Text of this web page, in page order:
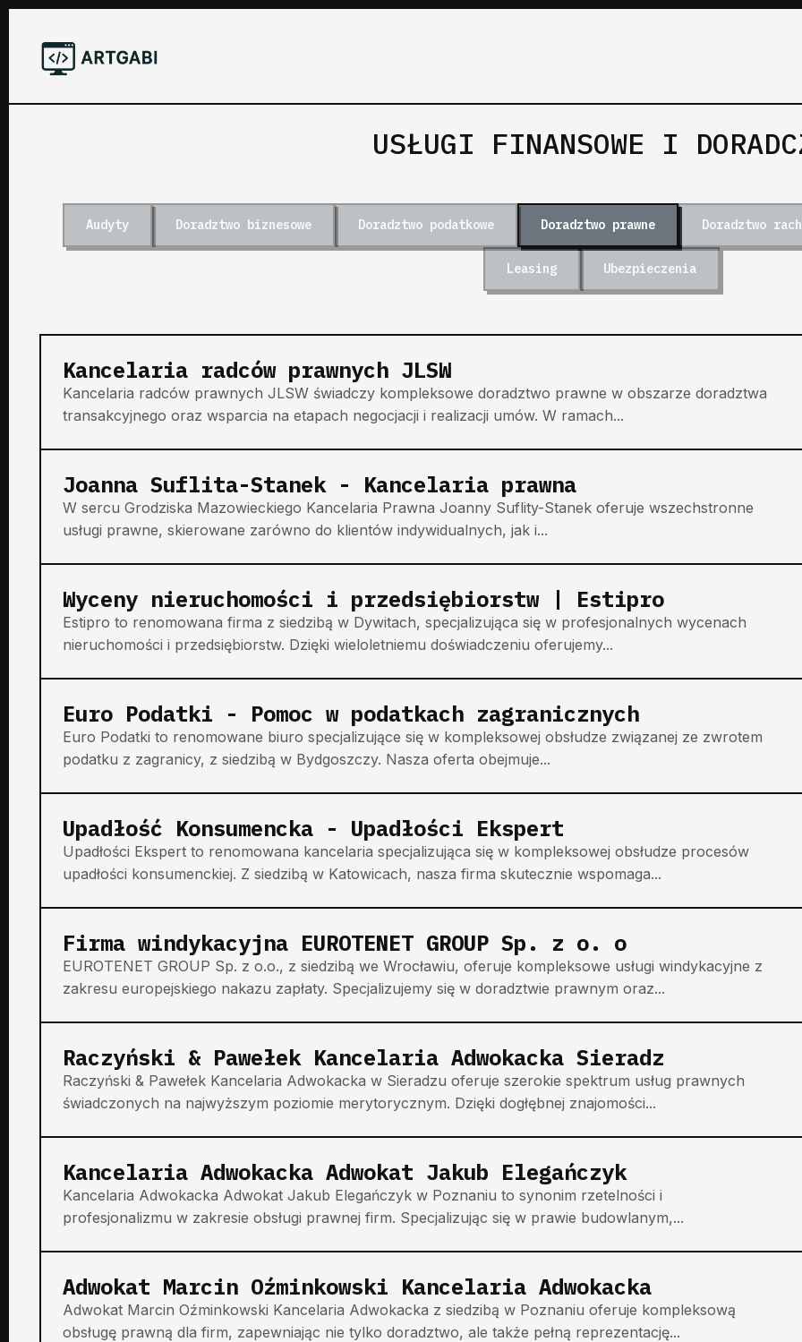
USŁUGI FINANSOWE I
Audyty Doradztwo biznesowe Doradztwo podatkowe Doradztwo prawne Doradztwo
Leasing Ubezpieczenia
Kancelaria radców prawnych JLSW
Kancelaria radców prawnych JLSW świadczy kompleksowe doradztwo prawne w obszarze doradztwa
transakcyjnego oraz wsparcia na etapach negocjacji i realizacji umów. W ramach...
Joanna Suflita-Stanek - Kancelaria prawna
W sercu Grodziska Mazowieckiego Kancelaria Prawna Joanny Suflity-Stanek oferuje wszechstronne
usługi prawne, skierowane zarówno do klientów indywidualnych, jak i...
Wyceny nieruchomości i przedsiębiorstw | Estipro
Estipro to renomowana firma z siedzibą w Dywitach, specjalizująca się w profesjonalnych wycenach
nieruchomości i przedsiębiorstw. Dzięki wieloletniemu doświadczeniu oferujemy...
Euro Podatki - Pomoc w podatkach zagranicznych
Euro Podatki to renomowane biuro specjalizujące się w kompleksowej obsłudze związanej ze zwrotem
podatku z zagranicy, z siedzibą w Bydgoszczy. Nasza oferta obejmuje...
Upadłość Konsumencka - Upadłości Ekspert
Upadłości Ekspert to renomowana kancelaria specjalizująca się w kompleksowej obsłudze procesów
upadłości konsumenckiej. Z siedzibą w Katowicach, nasza firma skutecznie wspomaga...
Firma windykacyjna EUROTENET GROUP Sp. z o. o
EUROTENET GROUP Sp. z o.o., z siedzibą we Wrocławiu, oferuje kompleksowe usługi windykacyjne z
zakresu europejskiego nakazu zapłaty. Specjalizujemy się w doradztwie prawnym oraz...
Raczyński & Pawełek Kancelaria Adwokacka Sieradz
Raczyński & Pawełek Kancelaria Adwokacka w Sieradzu oferuje szerokie spektrum usług prawnych
świadczonych na najwyższym poziomie merytorycznym. Dzięki dogłębnej znajomości...
Kancelaria Adwokacka Adwokat Jakub Elegańczyk
Kancelaria Adwokacka Adwokat Jakub Elegańczyk w Poznaniu to synonim rzetelności i
profesjonalizmu w zakresie obsługi prawnej firm. Specjalizując się w prawie budowlanym,...
Adwokat Marcin Oźminkowski Kancelaria Adwokacka
Adwokat Marcin Oźminkowski Kancelaria Adwokacka z siedzibą w Poznaniu oferuje kompleksową
obsługę prawną dla firm, zapewniając nie tylko doradztwo, ale także pełną reprezentację...